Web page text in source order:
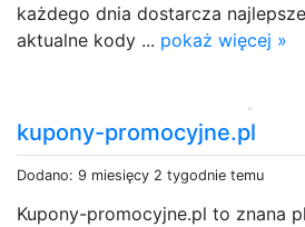
każdego dnia dostarcza
aktualne kody ... pokaż więcej »
kupony-promocyjne.pl
Dodano: 9 miesięcy 2 tygodnie temu
Kupony-promocyjne.pl to znana